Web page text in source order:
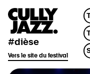
#dièse
Vers le site du festival